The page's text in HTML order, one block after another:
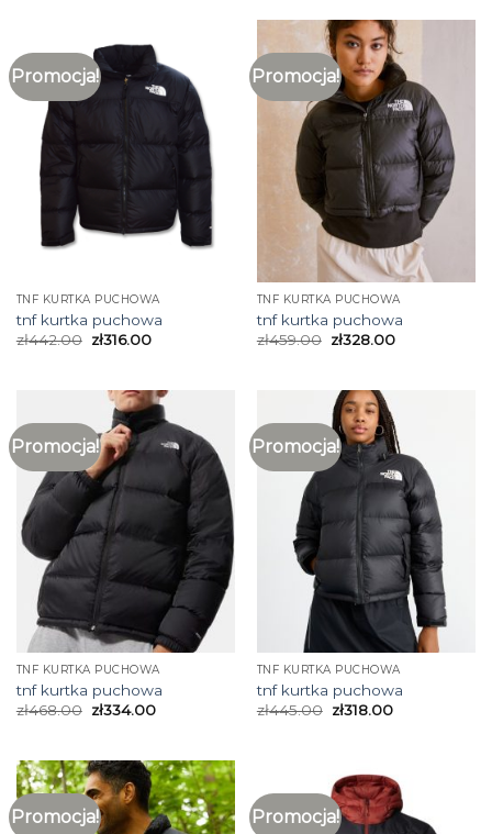
Promocja!
TNF KURTKA PUCHOWA
tnf kurtka puchowa
zł442.00 zł316.00
Promocja!
TNF KURTKA PUCHOWA
tnf kurtka puchowa
zł459.00 zł328.00
Promocja!
TNF KURTKA PUCHOWA
tnf kurtka puchowa
zł468.00 zł334.00
Promocja!
TNF KURTKA PUCHOWA
tnf kurtka puchowa
zł445.00 zł318.00
Promocja! Promocja!